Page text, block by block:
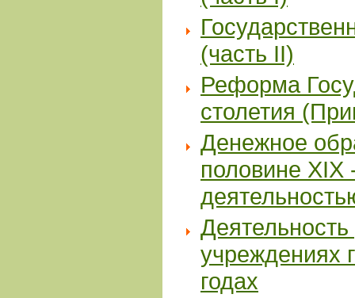
(часть II)
Реформа
столетия
Денежное
половине XIX
учреждениях
годах